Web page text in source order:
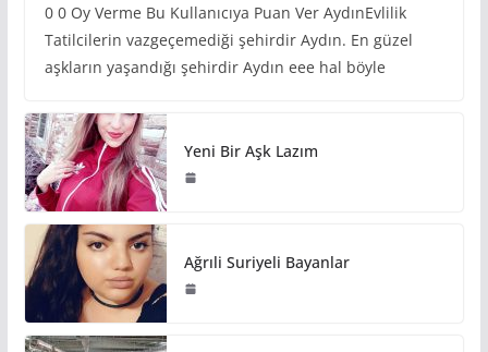
0 0 Oy Verme Bu Kullanıcıya Puan Ver AydınEvlilik
Tatilcilerin vazgeçemediği şehirdir Aydın. En güzel
aşkların yaşandığı şehirdir Aydın eee hal böyle
Yeni Bir Aşk Lazım
Ağrıli Suriyeli Bayanlar